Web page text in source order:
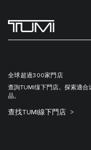
全球超過300家門店
查詢TUMI缐下門店。探索適
品。
查找TUMI線下門店